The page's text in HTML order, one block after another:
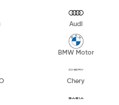
Audi
BMW Motor
Chery